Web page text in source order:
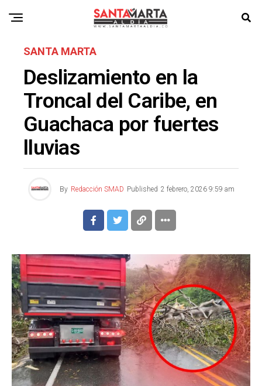
SANTA MARTA
Deslizamiento en la
Troncal del Caribe, en
Guachaca por fuertes
lluvias
By Redacción SMAD Published 2 febrero, 2026 9:59 am